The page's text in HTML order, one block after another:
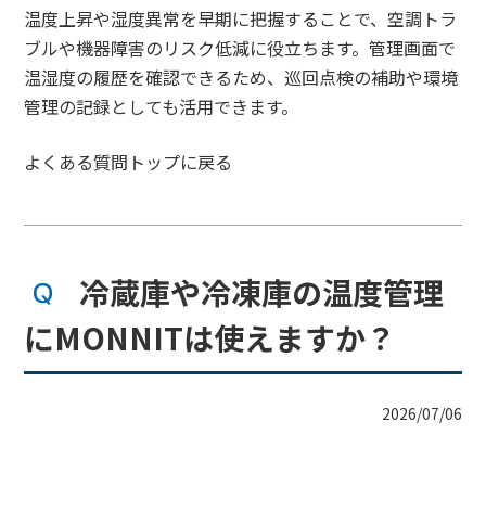
温度上昇や湿度異常を早期に把握することで、空調トラ
ブルや機器障害のリスク低減に役立ちます。管理画面で
温湿度の履歴を確認できるため、巡回点検の補助や環境
管理の記録としても活用できます。
よくある質問トップに戻る
冷蔵庫や冷凍庫の温度管理
にMONNITは使えますか？
2026/07/06